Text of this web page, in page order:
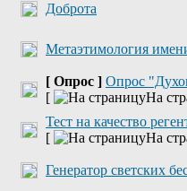
Доброта
Метаэтимология
[ Опрос ] Опрос
[
На
Тест на качество
[
На
Генератор светских